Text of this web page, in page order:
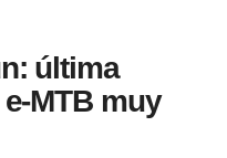
última
MTB muy